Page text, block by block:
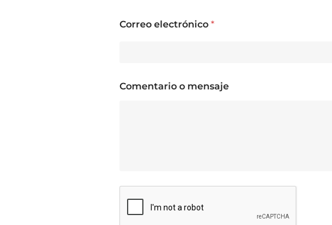
Correo electrónico*
o
Comentario o mensaje